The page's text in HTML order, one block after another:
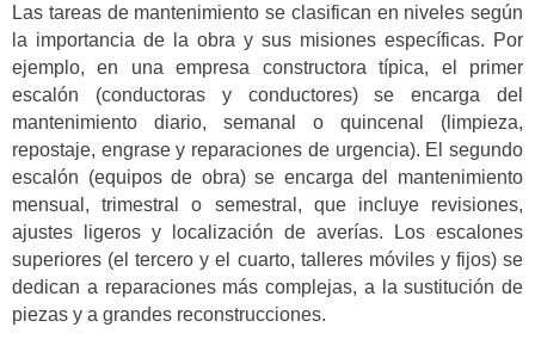
Las tareas de mantenimiento se clasifican en niveles según
la importancia de la obra y sus misiones específicas. Por
ejemplo, en una empresa constructora típica, el primer
escalón (conductoras y conductores) se encarga del
mantenimiento diario, semanal o quincenal (limpieza,
repostaje, engrase y reparaciones de urgencia). El segundo
escalón (equipos de obra) se encarga del mantenimiento
mensual, trimestral o semestral, que incluye revisiones,
ajustes ligeros y localización de averías. Los escalones
superiores (el tercero y el cuarto, talleres móviles y fijos) se
dedican a reparaciones más complejas, a la sustitución de
piezas y a grandes reconstrucciones.